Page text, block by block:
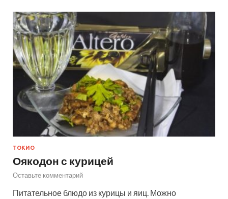
ТОКИО
Оякодон с курицей
Оставьте комментарий
Питательное блюдо из курицы и яиц. Можно